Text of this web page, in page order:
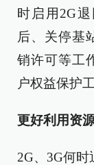
时启用2G
后、关停基
销许可等工
户权益保护工
更好利用资
2G、3G何时